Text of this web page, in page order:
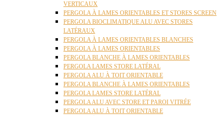
VERTICAUX
PERGOLA À LAMES ORIENTABLES ET STORES SCREEN
PERGOLA BIOCLIMATIQUE ALU AVEC STORES
LATÉRAUX
PERGOLA À LAMES ORIENTABLES BLANCHES
PERGOLA À LAMES ORIENTABLES
PERGOLA BLANCHE À LAMES ORIENTABLES
PERGOLA LAMES STORE LATÉRAL
PERGOLA ALU À TOIT ORIENTABLE
PERGOLA BLANCHE À LAMES ORIENTABLES
PERGOLA LAMES STORE LATÉRAL
PERGOLA ALU AVEC STORE ET PAROI VITRÉE
PERGOLA ALU À TOIT ORIENTABLE